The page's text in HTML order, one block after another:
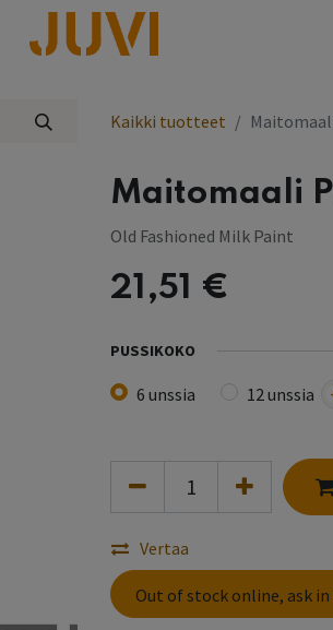
Kaikki tuotteet
Maitomaali
Old Fashioned Milk Paint
21,51 €
PUSSIKOKO
6 unssia 12 unssia
Vertaa
Out of stock online, ask